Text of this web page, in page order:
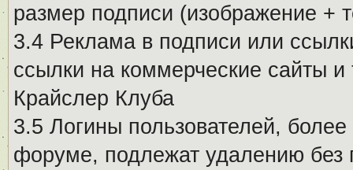
размер подписи (изображение +
3.4 Реклама в подписи или
ссылки на коммерческие сайты
Крайслер Клуба
3.5 Логины пользователей,
форуме, подлежат удалению без